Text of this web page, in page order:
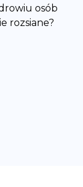
osób
rozsiane?